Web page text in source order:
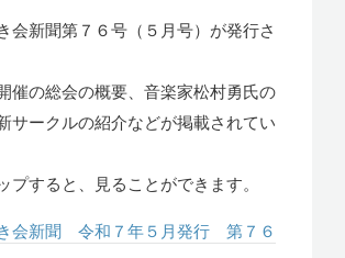
会新聞第７６号（５月号）が発行さ
催の総会の概要、音楽家松村勇氏の
サークルの紹介などが掲載されてい
プすると、見ることができます。
会新聞 令和７年５月発行 第７６